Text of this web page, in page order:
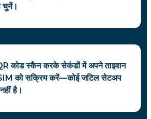
चुनें।
कोड स्कैन करके सेकंडों में अपने ताइवान
को सक्रिय करें—कोई जटिल सेटअप
है।